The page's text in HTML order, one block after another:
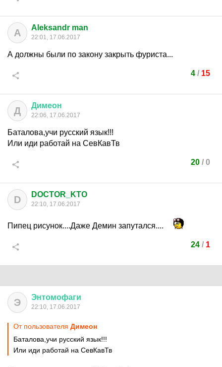
A Aleksandr man
22:01, 17.06.2017
А должны были по закону закрыть фуриста...
4 / 15
Д Димеон
22:06, 17.06.2017
Баталова,учи русский язык!!!
Или иди работай на СевКавТв
20 / 0
D DOCTOR_KTO
22:10, 17.06.2017
Пипец рисунок....Даже Демин запутался....
24 / 1
Э Энтомофаги
22:10, 17.06.2017
От пользователя Димеон
Баталова,учи русский язык!!!
Или иди работай на СевКавТв